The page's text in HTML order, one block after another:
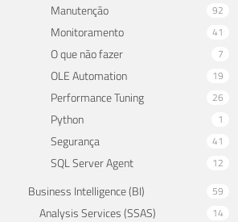
Manutenção 92
Monitoramento 41
O que não fazer 7
OLE Automation 19
Performance Tuning 26
Python 1
Segurança 41
SQL Server Agent 12
Business Intelligence (BI) 59
Analysis Services (SSAS) 14